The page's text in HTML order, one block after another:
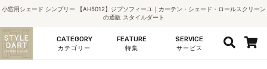
小窓用シェード シンプリー 【AH5012】ジプソフィーユ｜カーテン・シェード・ロールスクリーン
の通販 スタイルダート
CATEGORY
カテゴリー
FEATURE
特集
SERVICE
サービス